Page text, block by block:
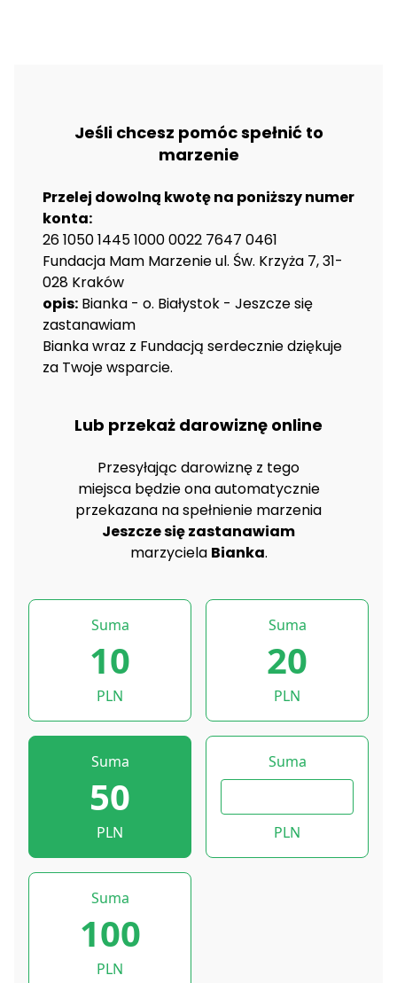
Jeśli chcesz pomóc spełnić to
marzenie
Przelej dowolną kwotę na poniższy numer
konta:
26 1050 1445 1000 0022 7647 0461
Fundacja Mam Marzenie ul. Św. Krzyża 7, 31-
028 Kraków
opis: Bianka - o. Białystok - Jeszcze się
zastanawiam
Bianka wraz z Fundacją serdecznie dziękuje
za Twoje wsparcie.
Lub przekaż darowiznę online
Przesyłając darowiznę z tego
miejsca będzie ona automatycznie
przekazana na spełnienie marzenia
Jeszcze się zastanawiam
marzyciela Bianka.
Suma
10
PLN
Suma
20
PLN
Suma
50
PLN
Suma
PLN
Suma
100
PLN